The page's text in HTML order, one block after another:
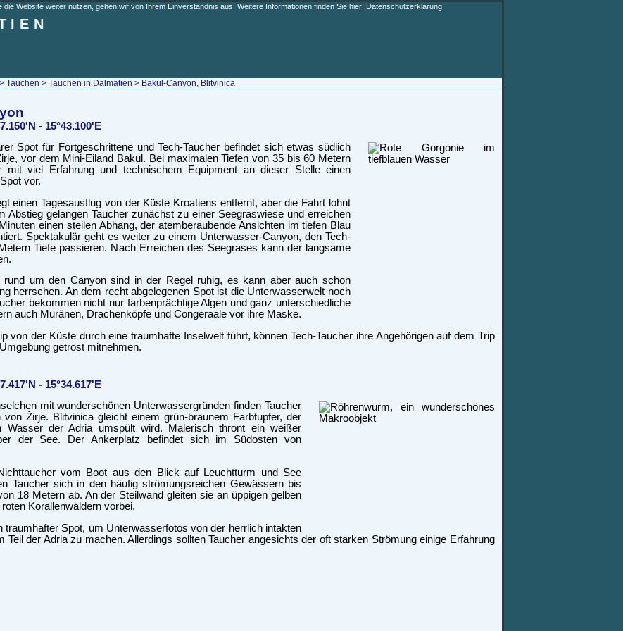
Website weiter nutzen, gehen wir von Ihrem Einverständnis aus. Weitere Informationen finden Sie hier: Datenschutzerklärung
Tauchen > Tauchen in Dalmatien > Bakul-Canyon, Blitvinica
- 15°43.100'E
Spot für Fortgeschrittene und Tech-Taucher befindet sich etwas südlich
vor dem Mini-Eiland Bakul. Bei maximalen Tiefen von 35 bis 60 Metern
mit viel Erfahrung und technischem Equipment an dieser Stelle einen
vor.
einen Tagesausflug von der Küste Kroatiens entfernt, aber die Fahrt lohnt
Abstieg gelangen Taucher zunächst zu einer Seegraswiese und erreichen
einen steilen Abhang, der atemberaubende Ansichten im tiefen Blau
Spektakulär geht es weiter zu einem Unterwasser-Canyon, den Tech-
Tiefe passieren. Nach Erreichen des Seegrases kann der langsame
rund um den Canyon sind in der Regel ruhig, es kann aber auch schon
herrschen. An dem recht abgelegenen Spot ist die Unterwasserwelt noch
bekommen nicht nur farbenprächtige Algen und ganz unterschiedliche
auch Muränen, Drachenköpfe und Congeraale vor ihre Maske.
von der Küste durch eine traumhafte Inselwelt führt, können Tech-Taucher ihre Angehörigen auf dem Trip
getrost mitnehmen.
- 15°34.617'E
mit wunderschönen Unterwassergründen finden Taucher
von Žirje. Blitvinica gleicht einem grün-braunem Farbtupfer, der
Wasser der Adria umspült wird. Malerisch thront ein weißer
der See. Der Ankerplatz befindet sich im Südosten von
vom Boot aus den Blick auf Leuchtturm und See
Taucher sich in den häufig strömungsreichen Gewässern bis
18 Metern ab. An der Steilwand gleiten sie an üppigen gelben
Korallenwäldern vorbei.
traumhafter Spot, um Unterwasserfotos von der herrlich intakten
Teil der Adria zu machen. Allerdings sollten Taucher angesichts der oft starken Strömung einige Erfahrung